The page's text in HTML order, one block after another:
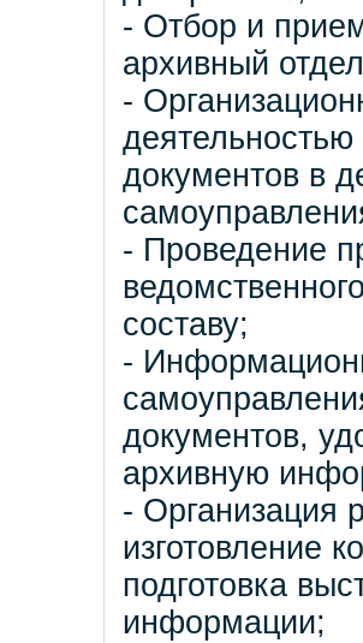
- Отбор и
архивный
-
документов в
- Проведение
составу;
-
документов,
архивную
- Организация
изготовление
подготовка
информации;